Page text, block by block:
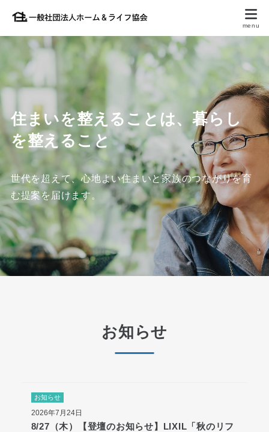
住まいを整えることは、暮らし
を整えること
世代を超えて、心地よい住まいと家族のつながりを育
む提案を届けます。
お知らせ
お知らせ
2026年7月24日
8/27（木）【登壇のお知らせ】LIXIL「秋のリフ